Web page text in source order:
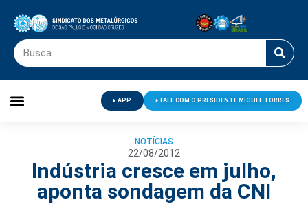
APP FALE COM O PRESIDENTE MIGUEL TORRES
NOTÍCIAS
22/08/2012
Indústria cresce em julho,
aponta sondagem da CNI